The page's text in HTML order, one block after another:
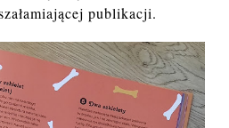
publikacji.